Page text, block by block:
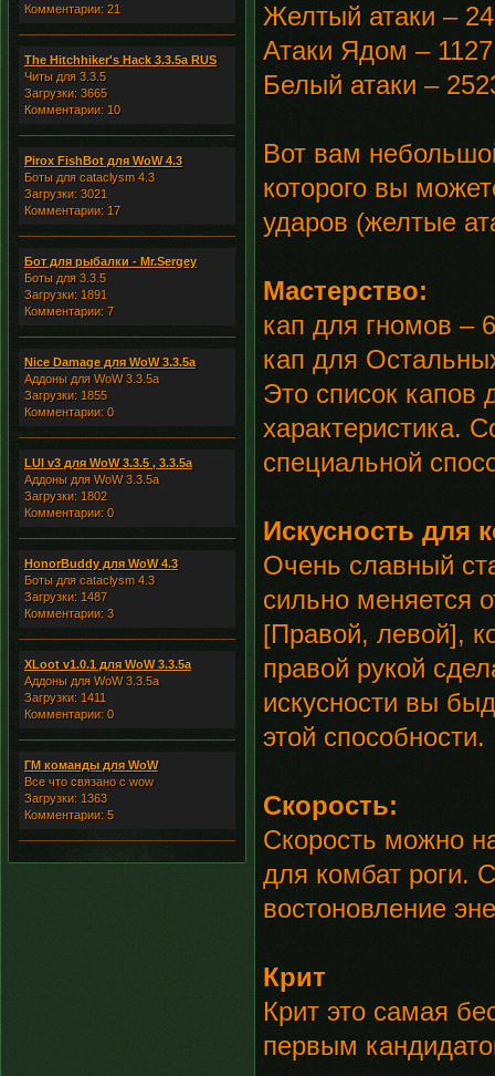
Комментарии: 21
The Hitchhiker's Hack 3.3.5a RUS
Читы для 3.3.5
Загрузки: 3665
Комментарии: 10
Pirox FishBot для WoW 4.3
Боты для cataclysm 4.3
Загрузки: 3021
Комментарии: 17
Бот для рыбалки - Mr.Sergey
Боты для 3.3.5
Загрузки: 1891
Комментарии: 7
Nice Damage для WoW 3.3.5a
Аддоны для WoW 3.3.5a
Загрузки: 1855
Комментарии: 0
LUI v3 для WoW 3.3.5 , 3.3.5a
Аддоны для WoW 3.3.5a
Загрузки: 1802
Комментарии: 0
HonorBuddy для WoW 4.3
Боты для cataclysm 4.3
Загрузки: 1487
Комментарии: 3
XLoot v1.0.1 для WoW 3.3.5a
Аддоны для WoW 3.3.5a
Загрузки: 1411
Комментарии: 0
ГМ команды для WoW
Все что связано с wow
Загрузки: 1363
Комментарии: 5
Желтый атаки –
Атаки Ядом –
Белый атаки –
Вот вам
которого вы
ударов (желтые
Мастерство:
кап для гномов –
кап для
Это список капов
характеристика.
специальной
Искусность для
Очень славный
сильно меняется
[Правой, левой],
правой рукой
искусности вы
этой способности.
Скорость:
Скорость можно
для комбат роги.
востоновление
Крит
Крит это самая
первым